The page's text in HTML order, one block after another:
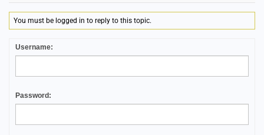
You must be logged in to reply to this topic.
Username:
Password: